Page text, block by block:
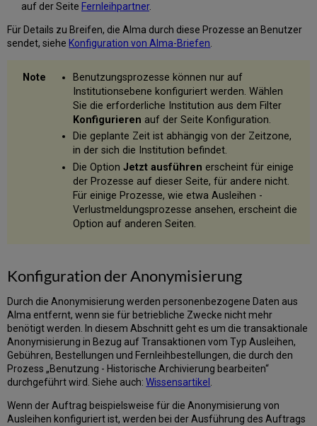
auf der Seite Fernleihpartner.
Für Details zu Breifen, die Alma durch diese Prozesse an Benutzer
sendet, siehe Konfiguration von Alma-Briefen
Benutzungsprozesse können nur auf
Institutionsebene konfiguriert werden. Wählen
Sie die erforderliche Institution aus dem Filter
Konfigurieren auf der Seite Konfiguration.
Die geplante Zeit ist abhängig von der Zeitzone,
in der sich die Institution befindet.
Die Option Jetzt ausführen erscheint für einige
der Prozesse auf dieser Seite, für andere nicht.
Für einige Prozesse, wie etwa Ausleihen -
Verlustmeldungsprozesse ansehen, erscheint die
Option auf anderen Seiten.
Konfiguration der Anonymisierung
Durch die Anonymisierung werden personenbezogene Daten aus
Alma entfernt, wenn sie für betriebliche Zwecke nicht mehr
benötigt werden. In diesem Abschnitt geht es um die transaktionale
Anonymisierung in Bezug auf Transaktionen vom Typ Ausleihen,
Gebühren, Bestellungen und Fernleihbestellungen, die durch den
Prozess „Benutzung - Historische Archivierung bearbeiten“
durchgeführt wird. Siehe auch:Wissensartikel
Wenn der Auftrag beispielsweise für die Anonymisierung von
Ausleihen konfiguriert ist, werden bei der Ausführung des Auftrags